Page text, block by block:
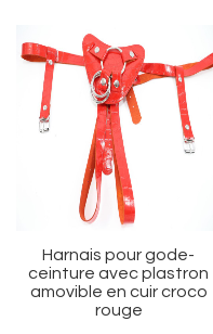
Harnais pour gode-
ceinture avec plastron
amovible en cuir croco
rouge